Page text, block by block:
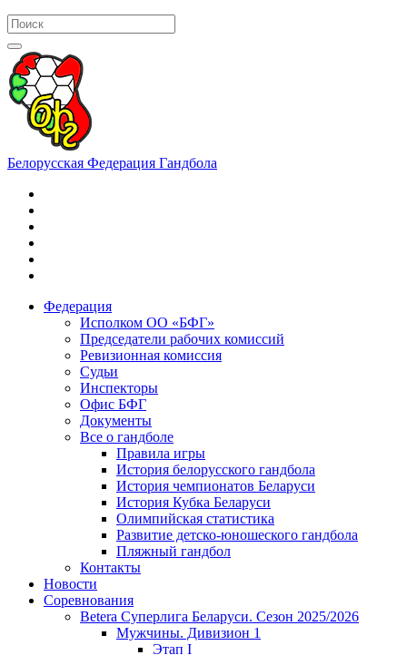
Белорусская Федерация Гандбола
Федерация
Исполком ОО «БФГ»
Председатели рабочих комиссий
Ревизионная комиссия
Судьи
Инспекторы
Офис БФГ
Документы
Все о гандболе
Правила игры
История белорусского гандбола
История чемпионатов Беларуси
История Кубка Беларуси
Олимпийская статистика
Развитие детско-юношеского гандбола
Пляжный гандбол
Контакты
Новости
Соревнования
Betera Суперлига Беларуси. Сезон 2025/2026
Мужчины. Дивизион 1
Этап I